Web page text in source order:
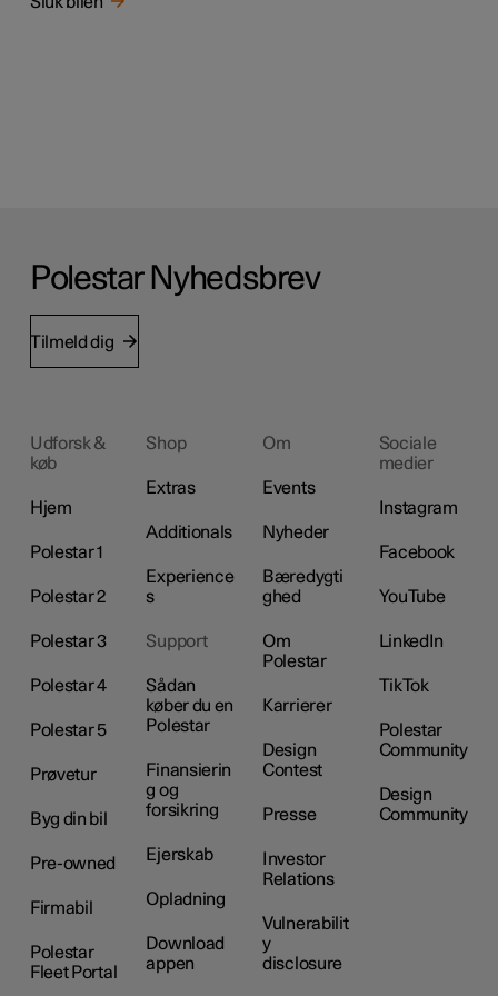
Polestar Nyhedsbrev
Tilmeld dig
Udforsk &
køb
Hjem
Polestar 1
Polestar 2
Polestar 3
Polestar 4
Polestar 5
Prøvetur
Byg din bil
Pre-owned
Firmabil
Polestar
Fleet Portal
Shop
Extras
Additionals
Experience
s
Support
Sådan
køber du en
Polestar
Finansierin
g og
forsikring
Ejerskab
Opladning
Download
appen
Om
Events
Nyheder
Bæredygti
ghed
Om
Polestar
Karrierer
Design
Contest
Presse
Investor
Relations
Vulnerabilit
y
disclosure
Sociale
medier
Instagram
Facebook
YouTube
LinkedIn
TikTok
Polestar
Community
Design
Community